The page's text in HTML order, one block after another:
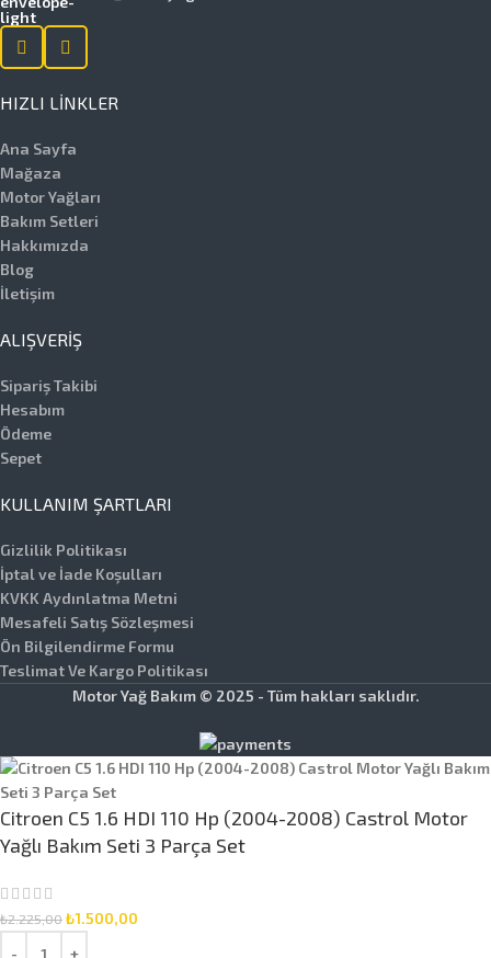
HIZLI LINKLER
Ana Sayfa
Mağaza
Motor Yağları
Bakım Setleri
Hakkımızda
Blog
İletişim
ALIŞVERIŞ
Sipariş Takibi
Hesabım
Ödeme
Sepet
KULLANIM ŞARTLARI
Gizlilik Politikası
İptal ve İade Koşulları
KVKK Aydınlatma Metni
Mesafeli Satış Sözleşmesi
Ön Bilgilendirme Formu
Teslimat Ve Kargo Politikası
Motor Yağ Bakım © 2025 - Tüm hakları saklıdır.
Citroen C5 1.6 HDI 110 Hp (2004-2008) Castrol Motor
Yağlı Bakım Seti 3 Parça Set
₺2.225,00₺1.500,00